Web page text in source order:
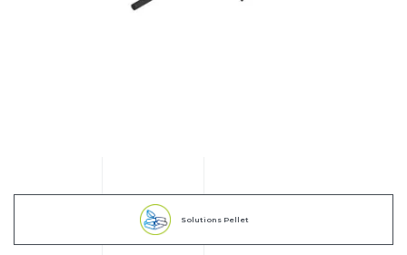
Solutions Pellet